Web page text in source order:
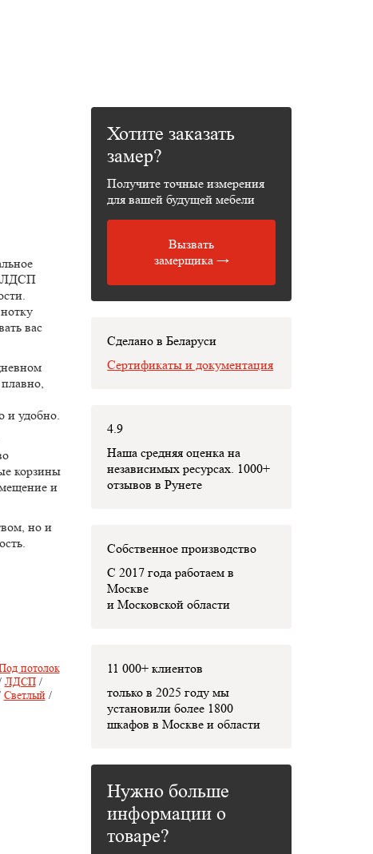
ЛДСП
вас
и удобно.
корзины
и
но и
потолок
ЛДСП /
Светлый /
Хотите заказать
замер?
Получите точные измерения
для вашей будущей мебели
Вызвать
замерщика →
Сделано в Беларуси
Сертификаты и документация
4.9
Наша средняя оценка на
независимых ресурсах. 1000+
отзывов в Рунете
Собственное производство
С 2017 года работаем в
Москве
и Московской области
11 000+ клиентов
только в 2025 году мы
установилиболее 1800
шкафов в Москве и области
Нужно больше
информации о
товаре?